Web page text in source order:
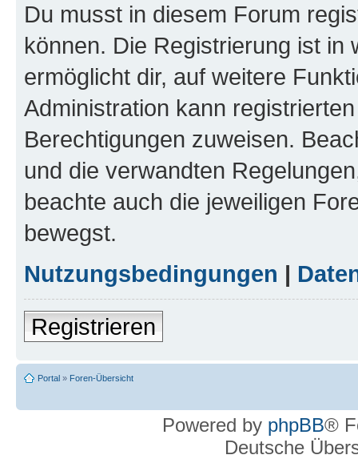
Du musst in diesem Forum
können. Die Registrierung ist in
ermöglicht dir, auf weitere
Administration kann
Berechtigungen zuweisen.
und die verwandten
beachte auch die jeweiligen
bewegst.
Nutzungsbedingungen |
Registrieren
Portal » Foren-Übersicht
Powered by phpBB®
Deutsche